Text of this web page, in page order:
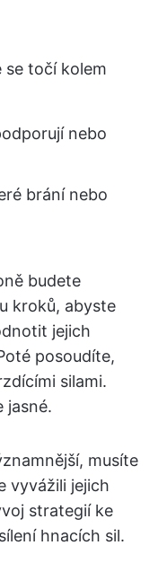
se točí kolem
nebo
brání nebo
budete
kroků, abyste
jejich
posoudíte,
silami.
jasné.
musíte
vyvážili jejich
strategií ke
hnacích sil.